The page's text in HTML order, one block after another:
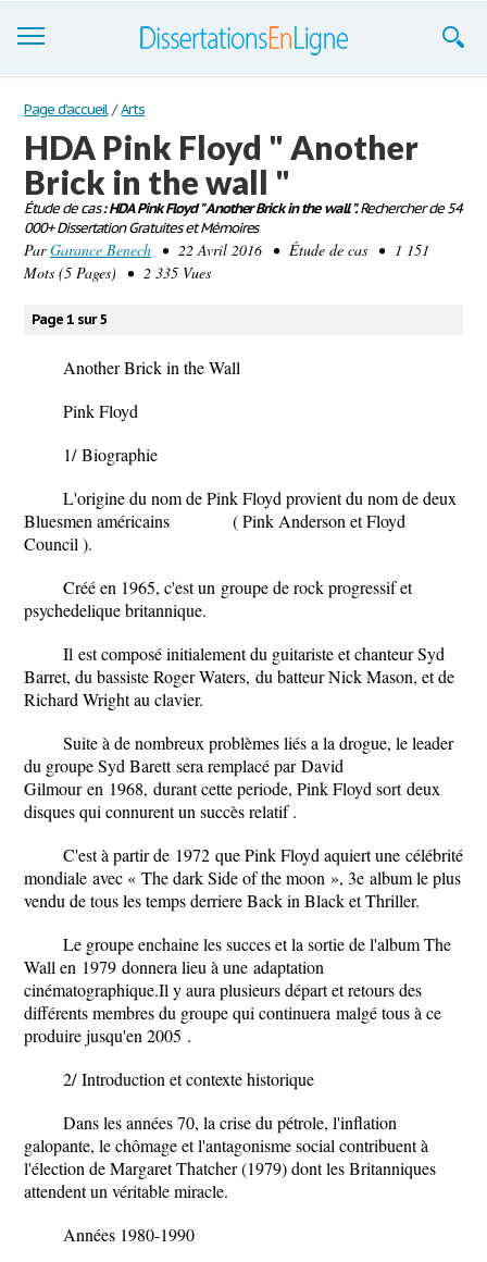
Dissertations
S'inscrire
Se connecter
Contactez-nous
Page d'accueil / Arts
HDA Pink Floyd " Another
Brick in the wall "
Étude de cas: HDA Pink Floyd " Another Brick in the wall ".Rechercher de 54
000+ Dissertation Gratuites et Mémoires
ParGarance Benech • 22 Avril 2016 • Étude de cas • 1 151
Mots (5 Pages) • 2 335 Vues
Page 1 sur 5
Another Brick in the Wall
Pink Floyd
1/Biographie
L'origine du nom de Pink Floyd provient du nom de deux
Bluesmen américains ( Pink Anderson et Floyd
Council ).
Créé en 1965, c'est un groupe de rock progressif et
psychedelique britannique.
Il est composé initialement du guitariste et chanteur Syd
Barret, du bassiste Roger Waters, du batteur Nick Mason, et de
Richard Wright au clavier.
Suite à de nombreux problèmes liés a la drogue, le leader
du groupe Syd Barettsera remplacé parDavid
Gilmouren 1968, durant cette periode, Pink Floyd sortdeux
disques qui connurent un succès relatif .
C'est à partir de 1972 que Pink Floyd aquiert une célébrité
mondiale avec « The dark Side of the moon », 3e album le plus
vendu de tous les temps derriere Back in Black et Thriller.
Le groupe enchaine les succes et la sortie de l'album The
Wall en 1979 donnera lieu à une adaptation
cinématographique.Il y aura plusieurs départ et retours des
différents membres du groupe qui continuera malgé tous à ce
produire jusqu'en 2005 .
2/Introduction et contexte historique
Dans les années 70, la crise du pétrole, l'inflation
galopante, le chômage et l'antagonisme social contribuent à
l'élection de Margaret Thatcher (1979) dont les Britanniques
attendent un véritable miracle.
Années 1980-1990